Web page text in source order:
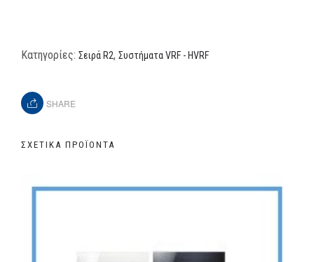
Κατηγορίες: Σειρά R2, Συστήματα VRF - HVRF
SHARE
ΣΧΕΤΙΚΆ ΠΡΟΪΌΝΤΑ